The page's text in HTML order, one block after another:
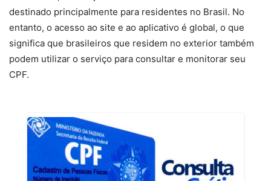
destinado principalmente para residentes no Brasil. No
entanto, o acesso ao site e ao aplicativo é global, o que
significa que brasileiros que residem no exterior também
podem utilizar o serviço para consultar e monitorar seu
CPF.